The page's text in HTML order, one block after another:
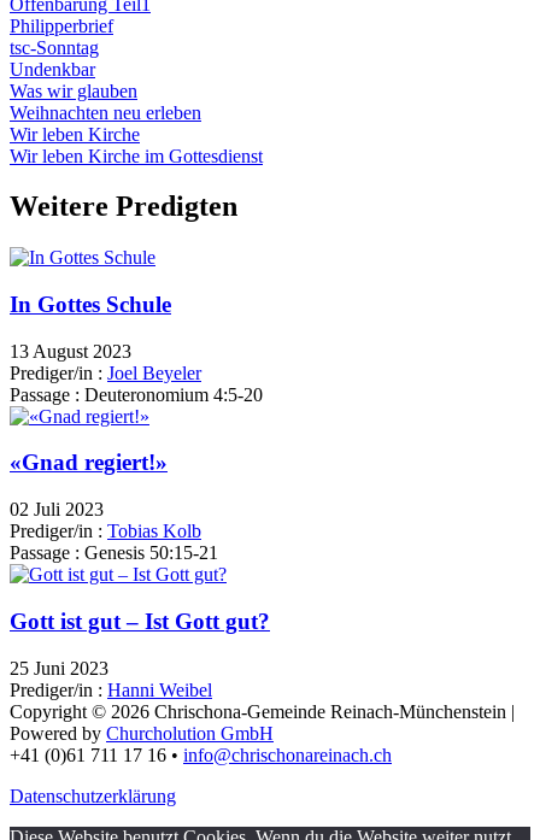
Philipperbrief
tsc-Sonntag
Undenkbar
Was wir glauben
Weihnachten neu erleben
Wir leben Kirche
Wir leben Kirche im Gottesdienst
Weitere Predigten
In Gottes Schule
13 August 2023
Prediger/in : Joel Beyeler
Passage : Deuteronomium 4:5-20
«Gnad regiert!»
02 Juli 2023
Prediger/in : Tobias Kolb
Passage : Genesis 50:15-21
Gott ist gut – Ist Gott gut?
25 Juni 2023
Prediger/in : Hanni Weibel
Copyright © 2026 Chrischona-Gemeinde Reinach-Münchenstein |
Powered by Churcholution GmbH
+41 (0)61 711 17 16 • info@chrischonareinach.ch
Datenschutzerklärung